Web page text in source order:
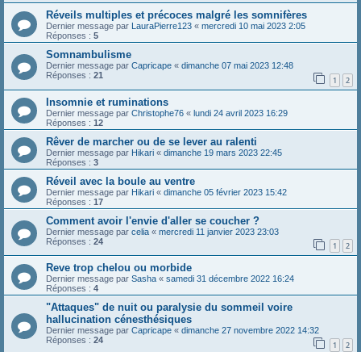
Réveils multiples et précoces malgré les somnifères
Dernier message par LauraPierre123 « mercredi 10 mai 2023 2:05
Réponses : 5
Somnambulisme
Dernier message par Capricape « dimanche 07 mai 2023 12:48
Réponses : 21 1 2
Insomnie et ruminations
Dernier message par Christophe76 « lundi 24 avril 2023 16:29
Réponses : 12
Rêver de marcher ou de se lever au ralenti
Dernier message par Hikari « dimanche 19 mars 2023 22:45
Réponses : 3
Réveil avec la boule au ventre
Dernier message par Hikari « dimanche 05 février 2023 15:42
Réponses : 17
Comment avoir l'envie d'aller se coucher ?
Dernier message par celia « mercredi 11 janvier 2023 23:03
Réponses : 24 1 2
Reve trop chelou ou morbide
Dernier message par Sasha « samedi 31 décembre 2022 16:24
Réponses : 4
"Attaques" de nuit ou paralysie du sommeil voire
hallucination cénesthésiques
Dernier message par Capricape « dimanche 27 novembre 2022 14:32
Réponses : 24 1 2